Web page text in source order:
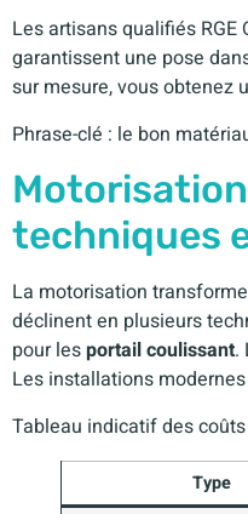
Les artisans qualifiés
garantissent une pose
sur mesure, vous obtenez
Phrase-clé : le bon
techniques
La motorisation
déclinent en plusieurs
pour lesportail coulissant.
Les installations
Tableau indicatif des
Type